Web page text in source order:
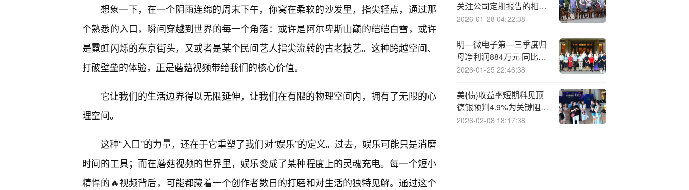
想象一下，在一个阴雨连绵的周末下午，你窝在柔软的沙发里，指尖轻点，通过那
个熟悉的入口，瞬间穿越到世界的每一个角落：或许是阿尔卑斯山巅的皑皑白雪，或许
是霓虹闪烁的东京街头，又或者是某个民间艺人指尖流转的古老技艺。这种跨越空间、
打破壁垒的体验，正是蘑菇视频带给我们的核心价值。
它让我们的生活边界得以无限延伸，让我们在有限的物理空间内，拥有了无限的心
理空间。
这种“入口”的力量，还在于它重塑了我们对“娱乐”的定义。过去，娱乐可能只是消磨
时间的工具；而在蘑菇视频的世界里，娱乐变成了某种程度上的灵魂充电。每一个短小
精悍的🔥视频背后，可能都藏着一个创作者数日的打磨和对生活的独特见解。通过这个
关注公司定期报告的相关
披露
2026-01-28 04:22:38
明—微电子第—三季度归
母净利润884万元 同比扭
亏
2026-01-25 22:46:38
美{债}收益率短期料见顶
德银预判4.9%为关键阻力
位
2026-02-08 18:17:38